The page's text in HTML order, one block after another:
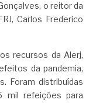
o reitor da
Carlos Frederico
recursos da Alerj,
da pandemia,
Foram distribuídas
mil refeições para